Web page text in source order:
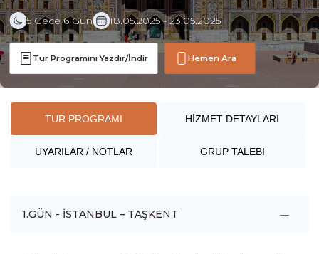
5 Gece 6 Gün 18.05.2025 - 23.05.2025
Tur Programını Yazdır/İndir Hemen Ara
TUR PROGRAMI HİZMET DETAYLARI
UYARILAR / NOTLAR GRUP TALEBİ
1.GÜN - İSTANBUL – TAŞKENT